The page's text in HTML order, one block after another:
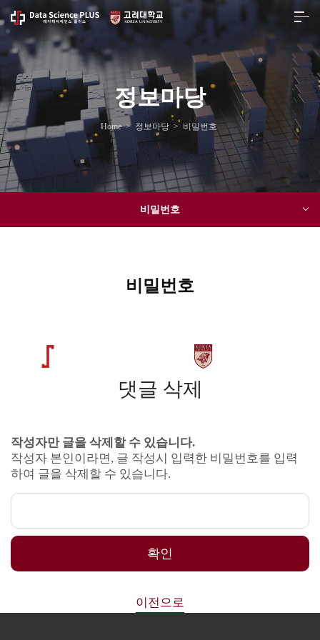
정보마당
Home> 정보마당 > 비밀번호
비밀번호
비밀번호
댓글 삭제
작성자만 글을 삭제할 수 있습니다.
작성자 본인이라면, 글 작성시 입력한 비밀번호를 입력
하여 글을 삭제할 수 있습니다.
확인
이전으로